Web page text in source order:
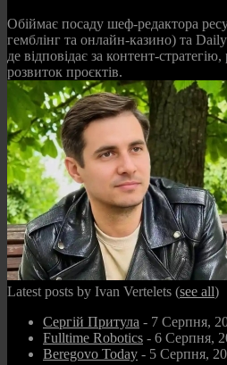
Обіймає посаду шеф-редактора
гемблінг та онлайн-казино) та
де відповідає за контент-
розвиток проєктів.
Latest posts by Ivan Vertelets (see all)
Сергій Притула - 7 Серпня,
Fulltime Robotics - 6 Серпня,
Beregovo Today - 5 Серпня,